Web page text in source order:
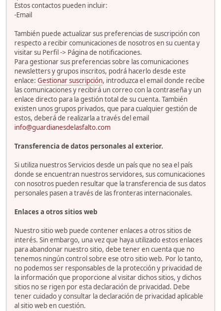
Estos contactos pueden incluir:
-Email
También puede actualizar sus preferencias de suscripción con
respecto a recibir comunicaciones de nosotros en su cuenta y
visitar su Perfil -> Página de notificaciones.
Para gestionar sus preferencias sobre las comunicaciones
newsletters y grupos inscritos, podrá hacerlo desde este
enlace: Gestionar suscripción, introduzca el email donde recibe
las comunicaciones y recibirá un correo con la contraseña y un
enlace directo para la gestión total de su cuenta. También
existen unos grupos privados, que para cualquier gestión de
estos, deberá de realizarla a través del email
info@guardianesdelasfalto.com
Transferencia de datos personales al exterior.
Si utiliza nuestros Servicios desde un país que no sea el país
donde se encuentran nuestros servidores, sus comunicaciones
con nosotros pueden resultar que la transferencia de sus datos
personales pasen a través de las fronteras internacionales.
Enlaces a otros sitios web
Nuestro sitio web puede contener enlaces a otros sitios de
interés. Sin embargo, una vez que haya utilizado estos enlaces
para abandonar nuestro sitio, debe tener en cuenta que no
tenemos ningún control sobre ese otro sitio web. Por lo tanto,
no podemos ser responsables de la protección y privacidad de
la información que proporcione al visitar dichos sitios, y dichos
sitios no se rigen por esta declaración de privacidad. Debe
tener cuidado y consultar la declaración de privacidad aplicable
al sitio web en cuestión.